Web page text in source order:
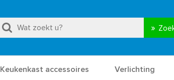
Keukenkast accessoires Verlichting